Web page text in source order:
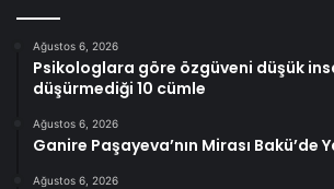
Ağustos 6, 2026
Psikologlara göre özgüveni düşük
düşürmediği 10 cümle
Ağustos 6, 2026
Ganire Paşayeva’nın Mirası Bakü’de
Ağustos 6, 2026